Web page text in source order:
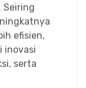
Seiring
efisien,
inovasi
serta